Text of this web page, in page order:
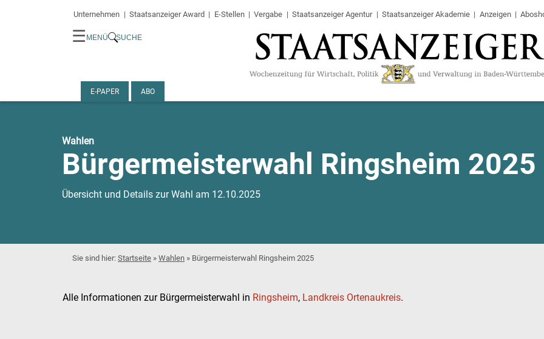
Unternehmen Staatsanzeiger Award E-Stellen Vergabe Staatsanzeiger Agentur Staatsanzeiger Akademie Anzeigen
☰ MENÜ SUCHE
E-PAPER ABO
Wahlen
Bürgermeisterwahl Ringsheim 2025
Übersicht und Details zur Wahl am 12.10.2025
Startseite » Wahlen » Bürgermeisterwahl Ringsheim 2025
Alle Informationen zur Bürgermeisterwahl in Ringsheim, Landkreis Ortenaukreis.